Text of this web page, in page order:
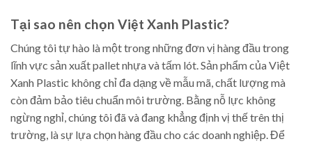
Tại sao nên chọn Việt Xanh Plastic?
Chúng tôi tự hào là một trong những đơn vị hàng đầu trong
lĩnh vực sản xuất pallet nhựa và tấm lót. Sản phẩm của Việt
Xanh Plastic không chỉ đa dạng về mẫu mã, chất lượng mà
còn đảm bảo tiêu chuẩn môi trường. Bằng nỗ lực không
ngừng nghỉ, chúng tôi đã và đang khẳng định vị thế trên thị
trường, là sự lựa chọn hàng đầu cho các doanh nghiệp. Để